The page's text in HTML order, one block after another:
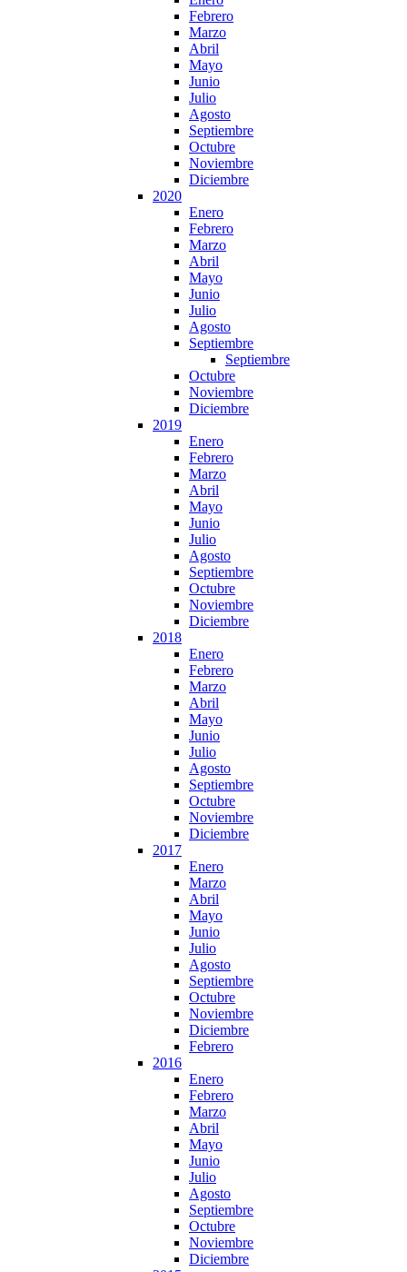
Febrero
Marzo
Abril
Mayo
Junio
Julio
Agosto
Septiembre
Octubre
Noviembre
Diciembre
2020
Enero
Febrero
Marzo
Abril
Mayo
Junio
Julio
Agosto
Septiembre
Septiembre
Octubre
Noviembre
Diciembre
2019
Enero
Febrero
Marzo
Abril
Mayo
Junio
Julio
Agosto
Septiembre
Octubre
Noviembre
Diciembre
2018
Enero
Febrero
Marzo
Abril
Mayo
Junio
Julio
Agosto
Septiembre
Octubre
Noviembre
Diciembre
2017
Enero
Marzo
Abril
Mayo
Junio
Julio
Agosto
Septiembre
Octubre
Noviembre
Diciembre
Febrero
2016
Enero
Febrero
Marzo
Abril
Mayo
Junio
Julio
Agosto
Septiembre
Octubre
Noviembre
Diciembre